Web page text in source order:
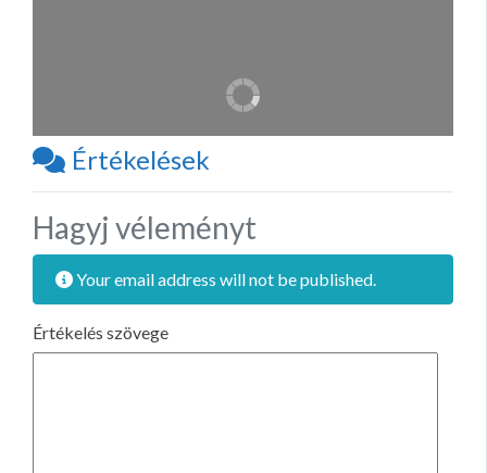
Értékelések
Hagyj véleményt
Your email address will not be published.
Értékelés szövege